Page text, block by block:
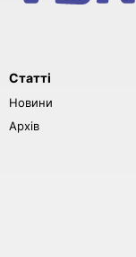
Статті
Новини
Архів